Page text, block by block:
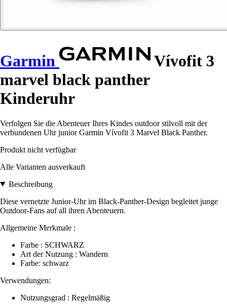
Garmin
Vívofit 3
marvel black panther
Kinderuhr
Verfolgen Sie die Abenteuer Ihres Kindes outdoor stilvoll mit der
verbundenen Uhr junior Garmin Vívofit 3 Marvel Black Panther.
Produkt nicht verfügbar
Alle Varianten ausverkauft
Beschreibung
Diese vernetzte Junior-Uhr im Black-Panther-Design begleitet junge
Outdoor-Fans auf all ihren Abenteuern.
Allgemeine Merkmale :
Farbe : SCHWARZ
Art der Nutzung : Wandern
Farbe: schwarz
Verwendungen:
Nutzungsgrad : Regelmäßig